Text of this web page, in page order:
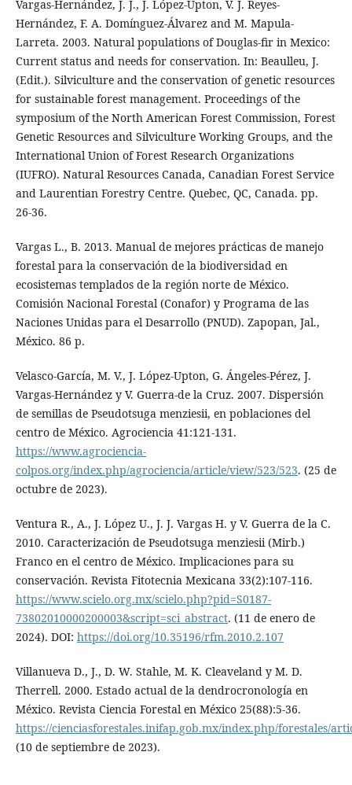
Vargas-Hernández, J. J., J. López-Upton, V. J. Reyes-
Hernández, F. A. Domínguez-Álvarez and M. Mapula-
Larreta. 2003. Natural populations of Douglas-fir in Mexico:
Current status and needs for conservation. In: Beaulleu, J.
(Edit.). Silviculture and the conservation of genetic resources
for sustainable forest management. Proceedings of the
symposium of the North American Forest Commission, Forest
Genetic Resources and Silviculture Working Groups, and the
International Union of Forest Research Organizations
(IUFRO). Natural Resources Canada, Canadian Forest Service
and Laurentian Forestry Centre. Quebec, QC, Canada. pp.
26-36.
Vargas L., B. 2013. Manual de mejores prácticas de manejo
forestal para la conservación de la biodiversidad en
ecosistemas templados de la región norte de México.
Comisión Nacional Forestal (Conafor) y Programa de las
Naciones Unidas para el Desarrollo (PNUD). Zapopan, Jal.,
México. 86 p.
Velasco-García, M. V., J. López-Upton, G. Ángeles-Pérez, J.
Vargas-Hernández y V. Guerra-de la Cruz. 2007. Dispersión
de semillas de Pseudotsuga menziesii, en poblaciones del
centro de México. Agrociencia 41:121-131.
https://www.agrociencia-
colpos.org/index.php/agrociencia/article/view/523/523. (25 de
octubre de 2023).
Ventura R., A., J. López U., J. J. Vargas H. y V. Guerra de la C.
2010. Caracterización de Pseudotsuga menziesii (Mirb.)
Franco en el centro de México. Implicaciones para su
conservación. Revista Fitotecnia Mexicana 33(2):107-116.
https://www.scielo.org.mx/scielo.php?pid=S0187-
73802010000200003&script=sci_abstract. (11 de enero de
2024). DOI: https://doi.org/10.35196/rfm.2010.2.107
Villanueva D., J., D. W. Stahle, M. K. Cleaveland y M. D.
Therrell. 2000. Estado actual de la dendrocronología en
México. Revista Ciencia Forestal en México 25(88):5-36.
https://cienciasforestales.inifap.gob.mx/index.php/forestales/
(10 de septiembre de 2023).